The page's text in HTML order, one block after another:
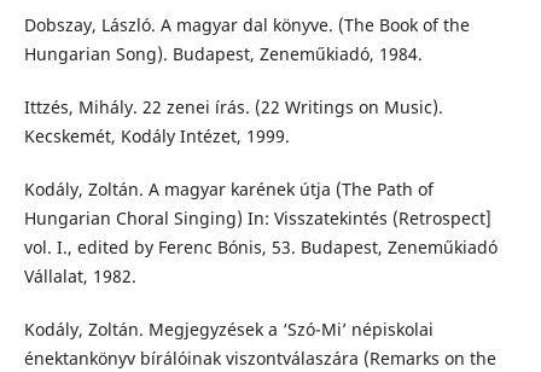
Dobszay, László. A magyar dal könyve. (The Book of the
Hungarian Song). Budapest, Zeneműkiadó, 1984.
Ittzés, Mihály. 22 zenei írás. (22 Writings on Music).
Kecskemét, Kodály Intézet, 1999.
Kodály, Zoltán. A magyar karének útja (The Path of
Hungarian Choral Singing) In: Visszatekintés (Retrospect]
vol. I., edited by Ferenc Bónis, 53. Budapest, Zeneműkiadó
Vállalat, 1982.
Kodály, Zoltán. Megjegyzések a ‘Szó-Mi’ népiskolai
énektankönyv bírálóinak viszontválaszára (Remarks on the